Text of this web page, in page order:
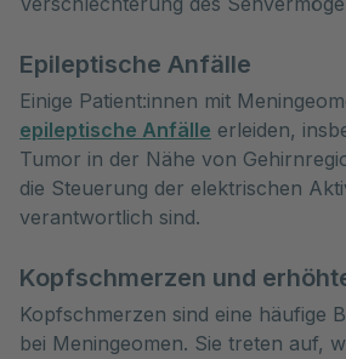
Epileptische Anfälle
Einige Patient:innen mit
epileptische Anfälle erleiden,
Tumor in der Nähe von
die Steuerung der elektrischen
verantwortlich sind.
Kopfschmerzen und
Kopfschmerzen sind eine häufige
bei Meningeomen. Sie treten auf,